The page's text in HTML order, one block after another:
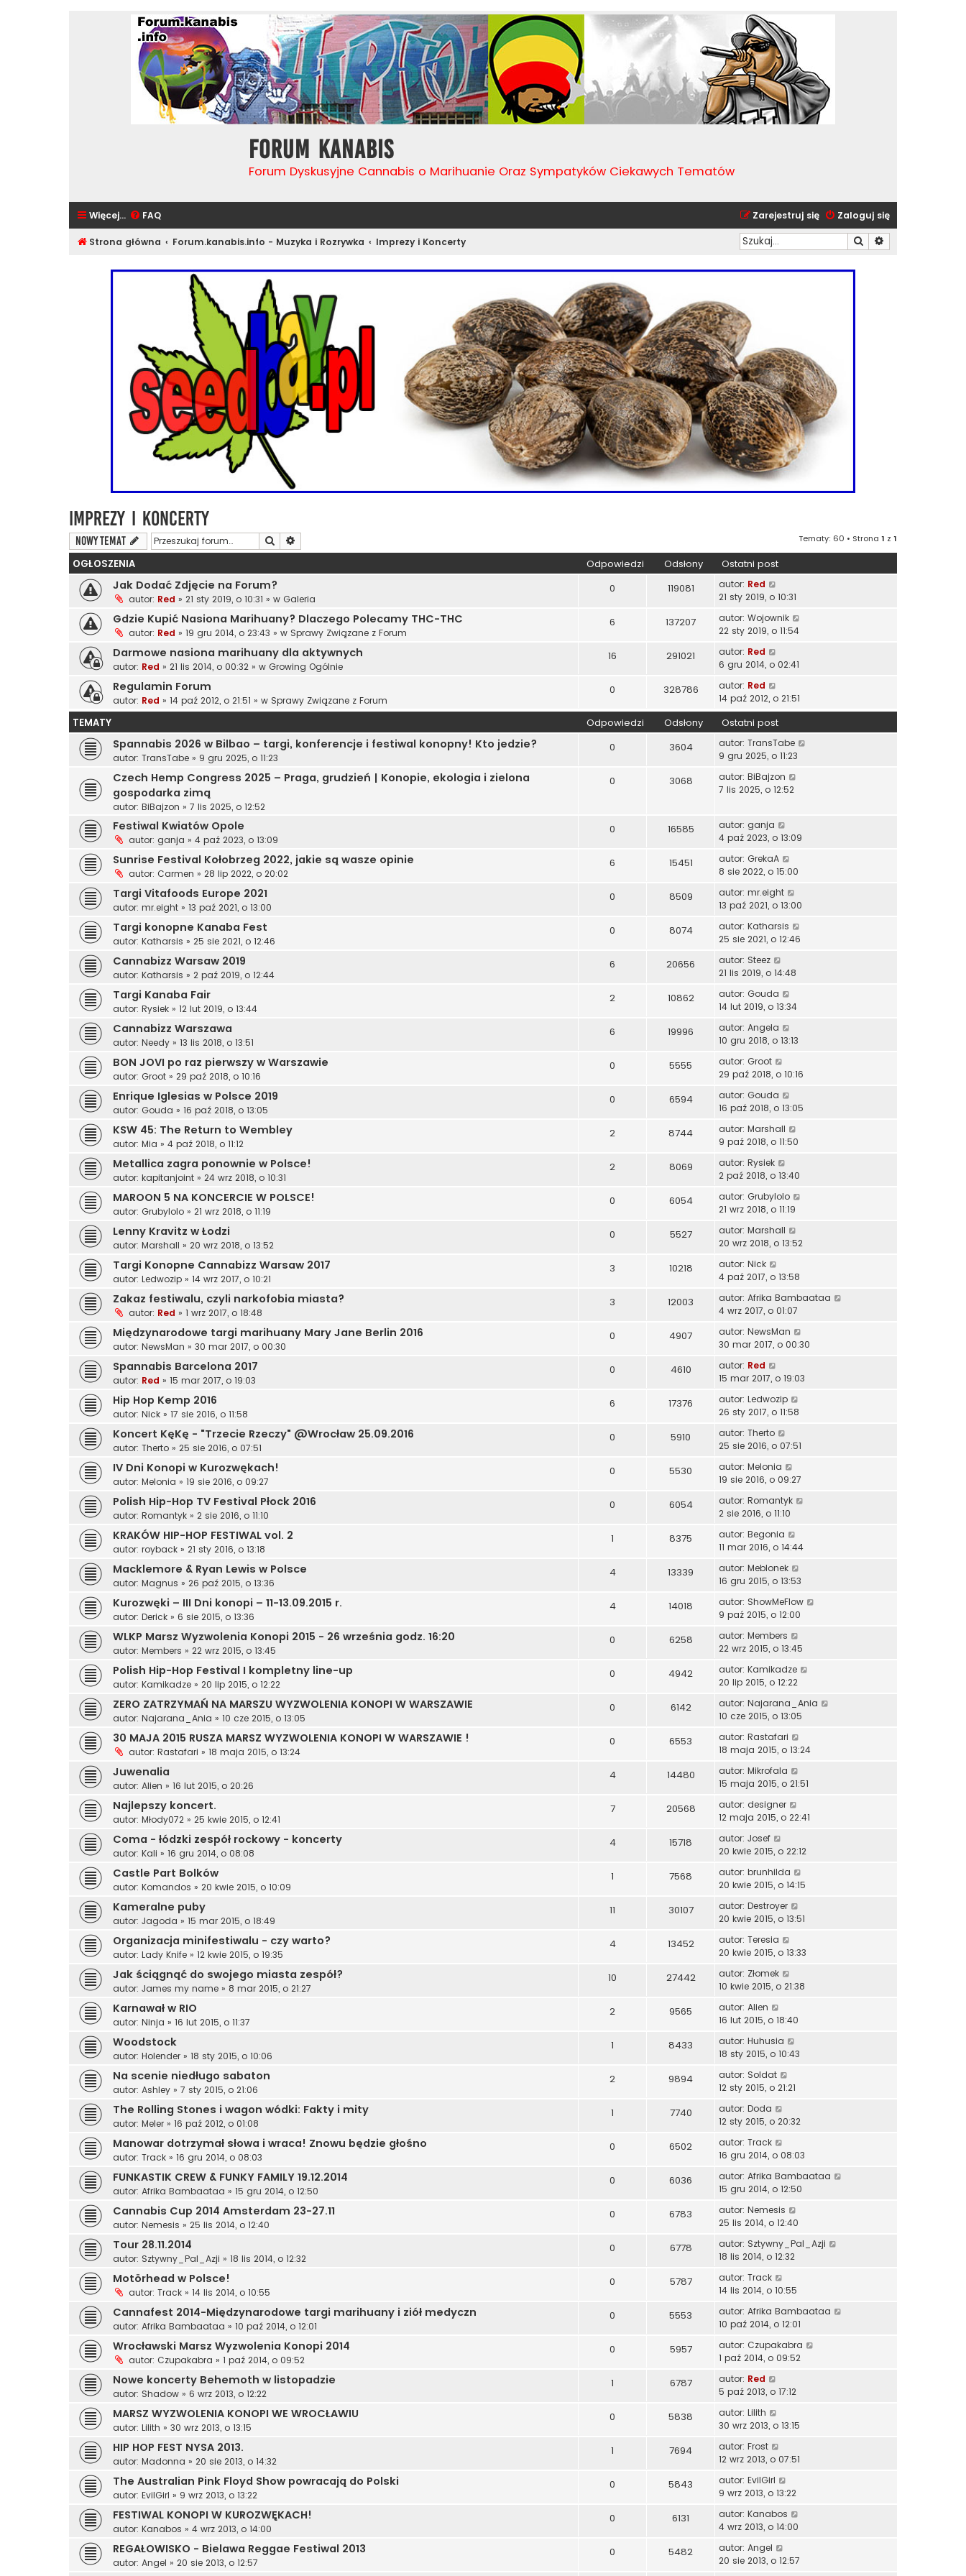
Forum Kanabis
Forum Dyskusyjne Cannabis o Marihuanie Oraz Sympatyków Ciekawych Tematów
Więcej… FAQ Zaloguj się
Zarejestruj się
Strona główna Forum.kanabis.info - Muzyka i Rozrywka Imprezy i Koncerty Szukaj
Imprezy i Koncerty
NOWY TEMAT Szukaj Tematy: 60 • Strona 1 z 1
OGŁOSZENIA Odpowiedzi Odsłony Ostatni post
Jak Dodać Zdjęcie na Forum?
autor: Red » 21 sty 2019, o 10:31 » w Galeria
0 119081 autor: Red
21 sty 2019, o 10:31
Gdzie Kupić Nasiona Marihuany? Dlaczego Polecamy THC-THC
autor: Red » 19 gru 2014, o 23:43 » w Sprawy Związane z Forum
6 137207 autor: Wojownik
22 sty 2019, o 11:54
Darmowe nasiona marihuany dla aktywnych
autor: Red » 21 lis 2014, o 00:32 » w Growing Ogólnie
16 291021 autor: Red
6 gru 2014, o 02:41
Regulamin Forum
autor: Red » 14 paź 2012, o 21:51 » w Sprawy Związane z Forum
0 328786 autor: Red
14 paź 2012, o 21:51
TEMATY Odpowiedzi Odsłony Ostatni post
Spannabis 2026 w Bilbao – targi, konferencje i festiwal konopny! Kto jedzie?
autor: TransTabe » 9 gru 2025, o 11:23
0 3604 autor: TransTabe
9 gru 2025, o 11:23
Czech Hemp Congress 2025 – Praga, grudzień | Konopie, ekologia i zielona
gospodarka zimą
autor: BiBajzon » 7 lis 2025, o 12:52
0 3068 autor: BiBajzon
7 lis 2025, o 12:52
Festiwal Kwiatów Opole
autor: ganja » 4 paź 2023, o 13:09
0 16585 autor: ganja
4 paź 2023, o 13:09
Sunrise Festival Kołobrzeg 2022, jakie są wasze opinie
autor: Carmen » 28 lip 2022, o 20:02
6 15451 autor: GrekaA
8 sie 2022, o 15:00
Targi Vitafoods Europe 2021
autor: mr.eight » 13 paź 2021, o 13:00
0 8509 autor: mr.eight
13 paź 2021, o 13:00
Targi konopne Kanaba Fest
autor: Katharsis » 25 sie 2021, o 12:46
0 8074 autor: Katharsis
25 sie 2021, o 12:46
Cannabizz Warsaw 2019
autor: Katharsis » 2 paź 2019, o 12:44
6 20656 autor: Steez
21 lis 2019, o 14:48
Targi Kanaba Fair
autor: Rysiek » 12 lut 2019, o 13:44
2 10862 autor: Gouda
14 lut 2019, o 13:34
Cannabizz Warszawa
autor: Needy » 13 lis 2018, o 13:51
6 19996 autor: Angela
10 gru 2018, o 13:13
BON JOVI po raz pierwszy w Warszawie
autor: Groot » 29 paź 2018, o 10:16
0 5555 autor: Groot
29 paź 2018, o 10:16
Enrique Iglesias w Polsce 2019
autor: Gouda » 16 paź 2018, o 13:05
0 6594 autor: Gouda
16 paź 2018, o 13:05
KSW 45: The Return to Wembley
autor: Mia » 4 paź 2018, o 11:12
2 8744 autor: Marshall
9 paź 2018, o 11:50
Metallica zagra ponownie w Polsce!
autor: kapitanjoint » 24 wrz 2018, o 10:31
2 8069 autor: Rysiek
2 paź 2018, o 13:40
MAROON 5 NA KONCERCIE W POLSCE!
autor: Grubylolo » 21 wrz 2018, o 11:19
0 6054 autor: Grubylolo
21 wrz 2018, o 11:19
Lenny Kravitz w Łodzi
autor: Marshall » 20 wrz 2018, o 13:52
0 5527 autor: Marshall
20 wrz 2018, o 13:52
Targi Konopne Cannabizz Warsaw 2017
autor: Ledwozip » 14 wrz 2017, o 10:21
3 10218 autor: Nick
4 paź 2017, o 13:58
Zakaz festiwalu, czyli narkofobia miasta?
autor: Red » 1 wrz 2017, o 18:48
3 12003 autor: Afrika Bambaataa
4 wrz 2017, o 01:07
Międzynarodowe targi marihuany Mary Jane Berlin 2016
autor: NewsMan » 30 mar 2017, o 00:30
0 4907 autor: NewsMan
30 mar 2017, o 00:30
Spannabis Barcelona 2017
autor: Red » 15 mar 2017, o 19:03
0 4610 autor: Red
15 mar 2017, o 19:03
Hip Hop Kemp 2016
autor: Nick » 17 sie 2016, o 11:58
6 17376 autor: Ledwozip
26 sty 2017, o 11:58
Koncert KęKę - "Trzecie Rzeczy" @Wrocław 25.09.2016
autor: Therto » 25 sie 2016, o 07:51
0 5910 autor: Therto
25 sie 2016, o 07:51
IV Dni Konopi w Kurozwękach!
autor: Melonia » 19 sie 2016, o 09:27
0 5530 autor: Melonia
19 sie 2016, o 09:27
Polish Hip-Hop TV Festival Płock 2016
autor: Romantyk » 2 sie 2016, o 11:10
0 6054 autor: Romantyk
2 sie 2016, o 11:10
KRAKÓW HIP-HOP FESTIWAL vol. 2
autor: royback » 21 sty 2016, o 13:18
1 8375 autor: Begonia
11 mar 2016, o 14:44
Macklemore & Ryan Lewis w Polsce
autor: Magnus » 26 paź 2015, o 13:36
4 13339 autor: Meblonek
16 gru 2015, o 13:53
Kurozwęki – III Dni konopi – 11-13.09.2015 r.
autor: Derick » 6 sie 2015, o 13:36
4 14018 autor: ShowMeFlow
9 paź 2015, o 12:00
WLKP Marsz Wyzwolenia Konopi 2015 - 26 września godz. 16:20
autor: Members » 22 wrz 2015, o 13:45
0 6258 autor: Members
22 wrz 2015, o 13:45
Polish Hip-Hop Festival I kompletny line-up
autor: Kamikadze » 20 lip 2015, o 12:22
0 4942 autor: Kamikadze
20 lip 2015, o 12:22
ZERO ZATRZYMAŃ NA MARSZU WYZWOLENIA KONOPI W WARSZAWIE
autor: Najarana_Ania » 10 cze 2015, o 13:05
0 6142 autor: Najarana_Ania
10 cze 2015, o 13:05
30 MAJA 2015 RUSZA MARSZ WYZWOLENIA KONOPI W WARSZAWIE !
autor: Rastafari » 18 maja 2015, o 13:24
0 6553 autor: Rastafari
18 maja 2015, o 13:24
Juwenalia
autor: Alien » 16 lut 2015, o 20:26
4 14480 autor: Mikrofala
15 maja 2015, o 21:51
Najlepszy koncert.
autor: Młody072 » 25 kwie 2015, o 12:41
7 20568 autor: designer
12 maja 2015, o 22:41
Coma - łódzki zespół rockowy - koncerty
autor: Kali » 16 gru 2014, o 08:08
4 15718 autor: Josef
20 kwie 2015, o 22:12
Castle Part Bolków
autor: Komandos » 20 kwie 2015, o 10:09
1 7568 autor: brunhilda
20 kwie 2015, o 14:15
Kameralne puby
autor: Jagoda » 15 mar 2015, o 18:49
11 30107 autor: Destroyer
20 kwie 2015, o 13:51
Organizacja minifestiwalu - czy warto?
autor: Lady Knife » 12 kwie 2015, o 19:35
4 13452 autor: Teresia
20 kwie 2015, o 13:33
Jak ściągnąć do swojego miasta zespół?
autor: James my name » 8 mar 2015, o 21:27
10 27442 autor: Złomek
10 kwie 2015, o 21:38
Karnawał w RIO
autor: Ninja » 16 lut 2015, o 11:37
2 9565 autor: Alien
16 lut 2015, o 18:40
Woodstock
autor: Holender » 18 sty 2015, o 10:06
1 8433 autor: Huhusia
18 sty 2015, o 10:43
Na scenie niedługo sabaton
autor: Ashley » 7 sty 2015, o 21:06
2 9894 autor: Soldat
12 sty 2015, o 21:21
The Rolling Stones i wagon wódki: Fakty i mity
autor: Meler » 16 paź 2012, o 01:08
1 7740 autor: Doda
12 sty 2015, o 20:32
Manowar dotrzymał słowa i wraca! Znowu będzie głośno
autor: Track » 16 gru 2014, o 08:03
0 6502 autor: Track
16 gru 2014, o 08:03
FUNKASTIK CREW & FUNKY FAMILY 19.12.2014
autor: Afrika Bambaataa » 15 gru 2014, o 12:50
0 6036 autor: Afrika Bambaataa
15 gru 2014, o 12:50
Cannabis Cup 2014 Amsterdam 23-27.11
autor: Nemesis » 25 lis 2014, o 12:40
0 6783 autor: Nemesis
25 lis 2014, o 12:40
Tour 28.11.2014
autor: Sztywny_Pal_Azji » 18 lis 2014, o 12:32
0 6778 autor: Sztywny_Pal_Azji
18 lis 2014, o 12:32
Motörhead w Polsce!
autor: Track » 14 lis 2014, o 10:55
0 5787 autor: Track
14 lis 2014, o 10:55
Cannafest 2014-Międzynarodowe targi marihuany i ziół medyczn
autor: Afrika Bambaataa » 10 paź 2014, o 12:01
0 5553 autor: Afrika Bambaataa
10 paź 2014, o 12:01
Wrocławski Marsz Wyzwolenia Konopi 2014
autor: Czupakabra » 1 paź 2014, o 09:52
0 5957 autor: Czupakabra
1 paź 2014, o 09:52
Nowe koncerty Behemoth w listopadzie
autor: Shadow » 6 wrz 2013, o 12:22
1 6787 autor: Red
5 paź 2013, o 17:12
MARSZ WYZWOLENIA KONOPI WE WROCŁAWIU
autor: Lilith » 30 wrz 2013, o 13:15
0 5838 autor: Lilith
30 wrz 2013, o 13:15
HIP HOP FEST NYSA 2013.
autor: Madonna » 20 sie 2013, o 14:32
1 7694 autor: Frost
12 wrz 2013, o 07:51
The Australian Pink Floyd Show powracają do Polski
autor: EvilGirl » 9 wrz 2013, o 13:22
0 5843 autor: EvilGirl
9 wrz 2013, o 13:22
FESTIWAL KONOPI W KUROZWĘKACH!
autor: Kanabos » 4 wrz 2013, o 14:00
0 6131 autor: Kanabos
4 wrz 2013, o 14:00
REGAŁOWISKO - Bielawa Reggae Festiwal 2013
autor: Angel » 20 sie 2013, o 12:57
0 5482 autor: Angel
20 sie 2013, o 12:57